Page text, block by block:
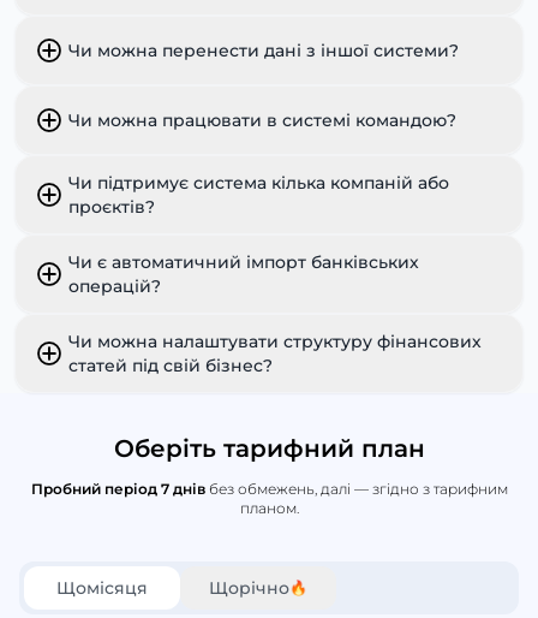
Чи можна перенести дані з іншої системи?
Чи можна працювати в системі командою?
Чи підтримує система кілька компаній або
проєктів?
Чи є автоматичний імпорт банківських
операцій?
Чи можна налаштувати структуру фінансових
статей під свій бізнес?
Оберіть тарифний план
Пробний період 7 днівбез обмежень, далі — згідно з тарифним
планом.
Щомісяця Щорічно🔥